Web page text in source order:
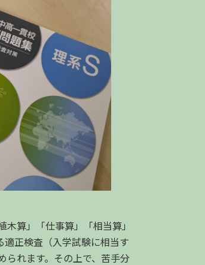
算」「仕事算」「相当算」
適正検査（入学試験に相当す
られます。その上で、苦手分